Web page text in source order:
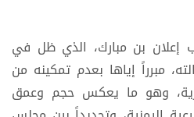
إعلان بن مبارك، الذي ظل في
مبرراً إياها بعدم تمكينه من
وهو ما يعكس حجم وعمق